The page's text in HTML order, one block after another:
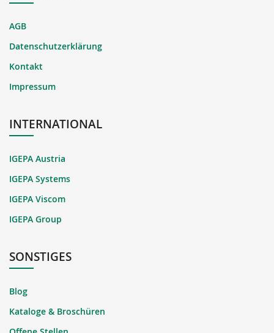
AGB
Datenschutzerklärung
Kontakt
Impressum
INTERNATIONAL
IGEPA Austria
IGEPA Systems
IGEPA Viscom
IGEPA Group
SONSTIGES
Blog
Kataloge & Broschüren